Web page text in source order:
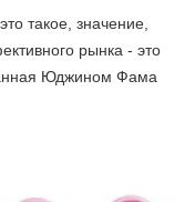
такое, значение,
рынка - это
Юджином Фама